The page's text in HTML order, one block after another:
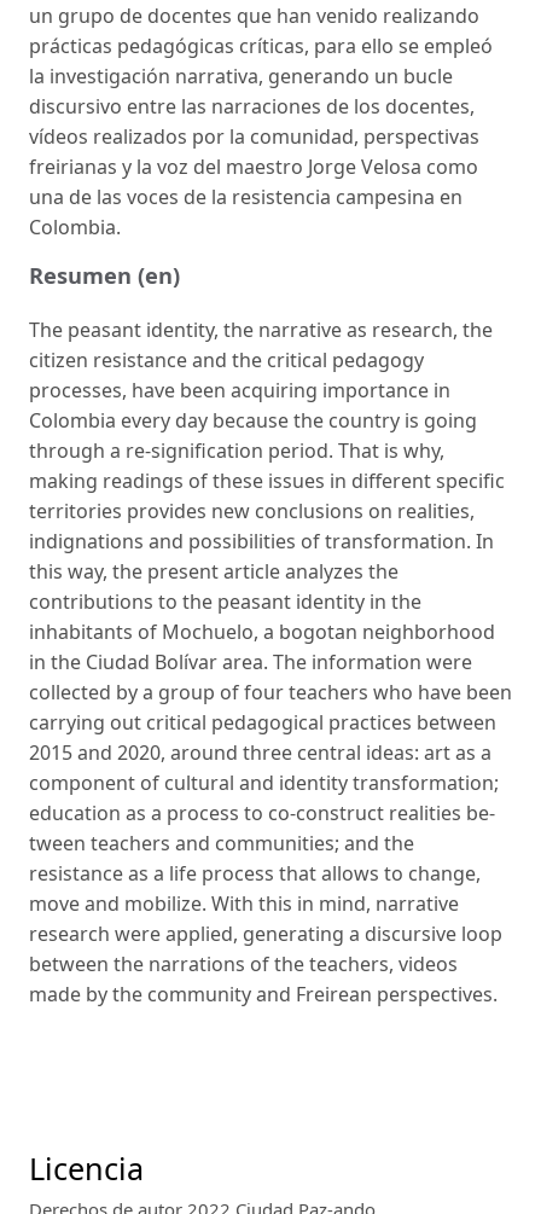
un grupo de docentes que han venido realizando
prácticas pedagógicas críticas, para ello se empleó
la investigación narrativa, generando un bucle
discursivo entre las narraciones de los docentes,
vídeos realizados por la comunidad, perspectivas
freirianas y la voz del maestro Jorge Velosa como
una de las voces de la resistencia campesina en
Colombia.
Resumen (en)
The peasant identity, the narrative as research, the
citizen resistance and the critical pedago­gy
processes, have been acquiring importance in
Colombia every day because the country is going
through a re-signification period. That is why,
making readings of these issues in di­fferent specific
territories provides new conclusions on realities,
indignations and possibilities of transformation. In
this way, the present article analyzes the
contributions to the peasant identity in the
inhabitants of Mochuelo, a bogotan neighborhood
in the Ciudad Bolívar area. The information were
collected by a group of four teachers who have been
carrying out critical pedagogical practices between
2015 and 2020, around three central ideas: art as a
component of cultural and identity transformation;
education as a process to co-construct realities be­
tween teachers and communities; and the
resistance as a life process that allows to change,
move and mobilize. With this in mind, narrative
research were applied, generating a discursive loop
between the narrations of the teachers, videos
made by the community and Freirean perspectives.
Licencia